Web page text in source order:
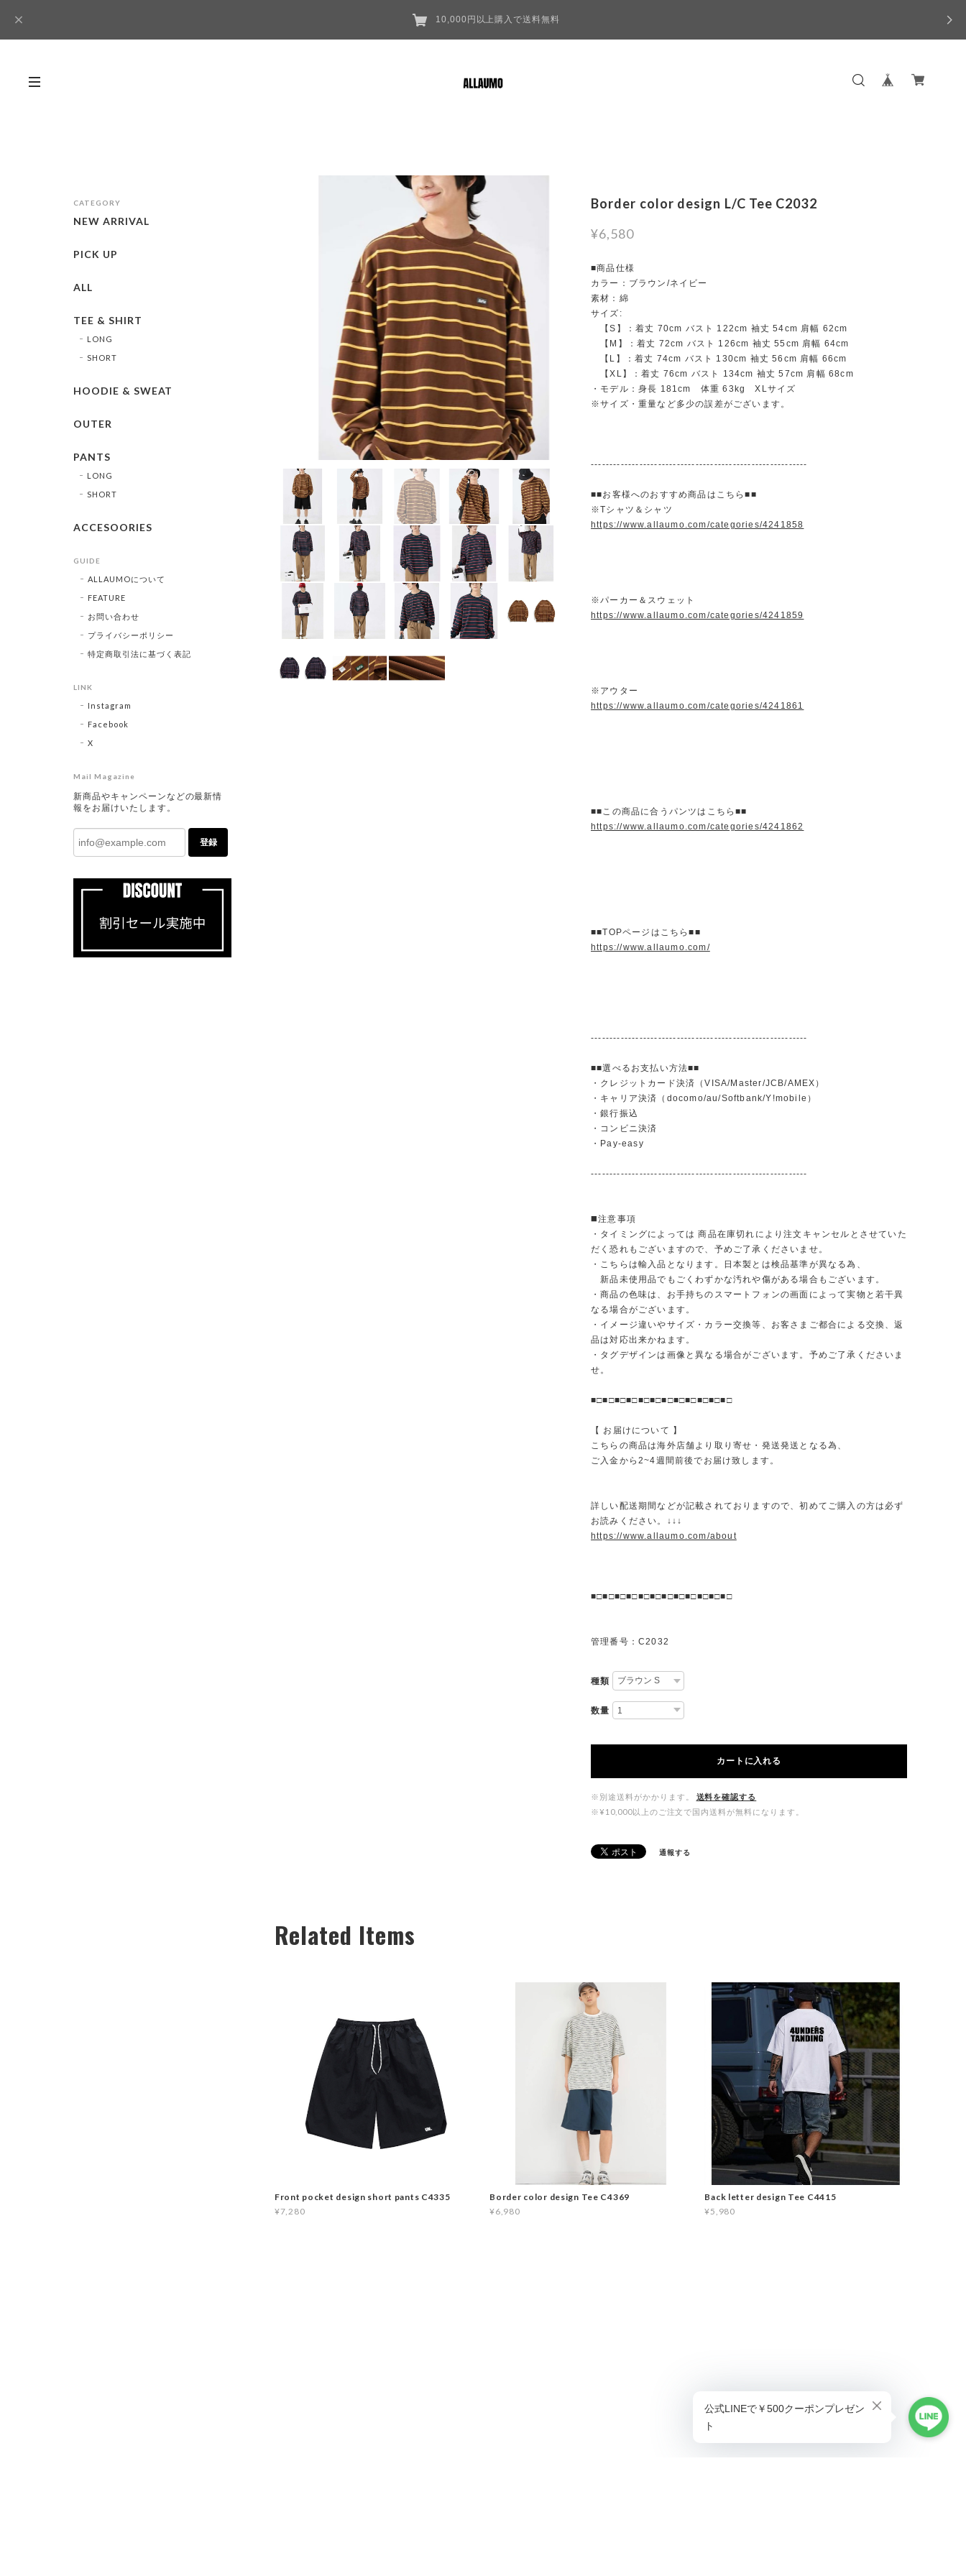
10,000円以上購入で送料無料
Border color design L/C Tee C2032
¥6,580
■商品仕様
カラー：ブラウン/ネイビー
素材：綿
サイズ:
【S】：着丈 70cm バスト 122cm 袖丈 54cm 肩幅 62cm
【M】：着丈 72cm バスト 126cm 袖丈 55cm 肩幅 64cm
【L】：着丈 74cm バスト 130cm 袖丈 56cm 肩幅 66cm
【XL】：着丈 76cm バスト 134cm 袖丈 57cm 肩幅 68cm
・モデル：身長 181cm 体重 63kg XLサイズ
※サイズ・重量など多少の誤差がございます。
----------------------------------------------------------
■■お客様へのおすすめ商品はこちら■■
※Tシャツ＆シャツ
https://www.allaumo.com/categories/4241858
※パーカー＆スウェット
https://www.allaumo.com/categories/4241859
※アウター
https://www.allaumo.com/categories/4241861
■■この商品に合うパンツはこちら■■
https://www.allaumo.com/categories/4241862
■■TOPページはこちら■■
https://www.allaumo.com/
----------------------------------------------------------
■■選べるお支払い方法■■
・クレジットカード決済（VISA/Master/JCB/AMEX）
・キャリア決済（docomo/au/Softbank/Y!mobile）
・銀行振込
・コンビニ決済
・Pay-easy
----------------------------------------------------------
◼️注意事項
・タイミングによっては 商品在庫切れにより注文キャンセルとさせていた
だく恐れもございますので、予めご了承くださいませ。
・こちらは輸入品となります。日本製とは検品基準が異なる為、
新品未使用品でもごくわずかな汚れや傷がある場合もございます。
・商品の色味は、お手持ちのスマートフォンの画面によって実物と若干異
なる場合がございます。
・イメージ違いやサイズ・カラー交換等、お客さまご都合による交換、返
品は対応出来かねます。
・タグデザインは画像と異なる場合がございます。予めご了承くださいま
せ。
■□■□■□■□■□■□■□■□■□■□■□■□
【 お届けについて 】
こちらの商品は海外店舗より取り寄せ・発送発送となる為、
ご入金から2~4週間前後でお届け致します。
詳しい配送期間などが記載されておりますので、初めてご購入の方は必ず
お読みください。↓↓↓
https://www.allaumo.com/about
■□■□■□■□■□■□■□■□■□■□■□■□
管理番号：C2032
種類
数量
カートに入れる
※別途送料がかかります。
送料を確認する
※¥10,000以上のご注文で国内送料が無料になります。
通報する
Related Items
Front pocket design short pants C4335
¥7,280
Border color design Tee C4369
¥6,980
Back letter design Tee C4415
¥5,980
CATEGORY
NEW ARRIVAL
PICK UP
ALL
TEE & SHIRT
LONG
SHORT
HOODIE & SWEAT
OUTER
PANTS
LONG
SHORT
ACCESOORIES
GUIDE
ALLAUMOについて
FEATURE
お問い合わせ
プライバシーポリシー
特定商取引法に基づく表記
LINK
Instagram
Facebook
X
Mail Magazine
新商品やキャンペーンなどの最新情
報をお届けいたします。
登録